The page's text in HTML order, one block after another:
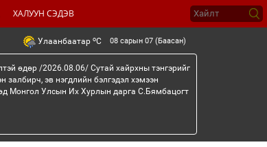
ХАЛУУН СЭДЭВ
Улаанбаатар oC 08 сарын 07 (Баасан)
өдөр /2026.08.06/ Сутай хайрхны тэнгэрийг
залбирч, эв нэгдлийн бэлгэдэл хэмээн
Монгол Улсын Их Хурлын дарга С.Бямбацогт